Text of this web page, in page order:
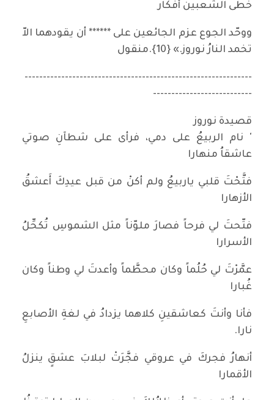
خطى الشعبين أفكار
ووحّد الجوع عزم الجائعين على ****** أن يقودهما الاّ
تخمد النارُ نوروز.» {10}.منقول
--------------------------------------------------------------
---------------------------
قصيدة نوروز
' نام الربيعُ على دمي،‏ فرأى على شطآنِ صوتي‏
عاشقاُ منهارا
فتَّحْتَ قلبي ياربيعُ‏ ولم أكنْ من قبل عيدِكَ‏ أَعشقُ
الأزهارا‏
فتّحتَ لي فرحاً‏ فصارَ ملوّناً‏ مثل الشموسِ تُكحِّلُ
الأسرارا‏
عمَّرْتَ لي حُلُماً‏ وكان محطَّماً‏ وأعدتَ لي وطناً‏ وكان
غُبارا
فأنا وأنتَ‏ كعاشقينِ كلاهما‏ يزدادُ في لغةِ الأصابعِ
نارا.‏
أنهارُ فجركَ‏ في عروقي فجَّرَتْ لبلابَ عشقٍ‏ ينزلُ
الأقمارا